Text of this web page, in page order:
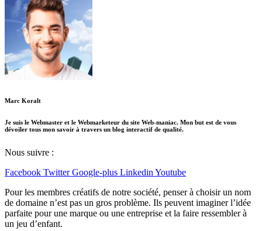
Marc Koralt
Je suis le Webmaster et le Webmarketeur du site Web-maniac. Mon but est de vous
dévoiler tous mon savoir à travers un blog interactif de qualité.
Nous suivre :
Facebook Twitter Google-plus Linkedin Youtube
Pour les membres créatifs de notre société, penser à choisir un nom
de domaine n’est pas un gros problème. Ils peuvent imaginer l’idée
parfaite pour une marque ou une entreprise et la faire ressembler à
un jeu d’enfant.